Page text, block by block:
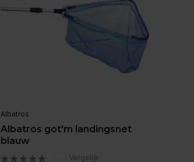
Albatros
Albatros got'm landingsnet
blauw
Vergelijk